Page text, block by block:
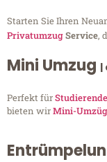
Starten Sie Ihren
PrivatumzugService,
Mini Umzug |
Perfekt fürStudierende
bieten wirMini-